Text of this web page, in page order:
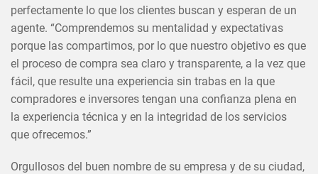
perfectamente lo que los clientes buscan y esperan de un
agente. “Comprendemos su mentalidad y expectativas
porque las compartimos, por lo que nuestro objetivo es que
el proceso de compra sea claro y transparente, a la vez que
fácil, que resulte una experiencia sin trabas en la que
compradores e inversores tengan una confianza plena en
la experiencia técnica y en la integridad de los servicios
que ofrecemos.”
Orgullosos del buen nombre de su empresa y de su ciudad,